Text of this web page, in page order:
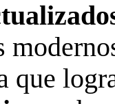
que